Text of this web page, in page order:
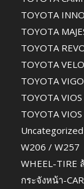
TOYOTA
TOYOTA
TOYOTA
TOYOTA
TOYOTA
TOYOTA VIOS
TOYOTA VIOS
Uncategorized
W206 / W257
WHEEL-TIRE
กระจังหน้า-